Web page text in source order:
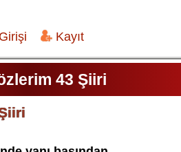
Kayıt
43 Şiiri